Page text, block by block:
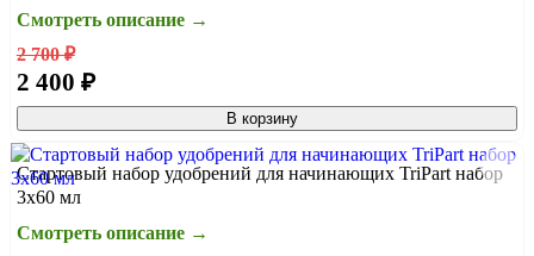
Смотреть описание →
2 700 ₽
2 400 ₽
В корзину
Стартовый набор удобрений для начинающих TriPart набор
3х60 мл
Смотреть описание →